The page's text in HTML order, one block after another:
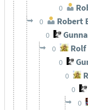
0
0 Robert
0
0 Rolf
0
0
0
0